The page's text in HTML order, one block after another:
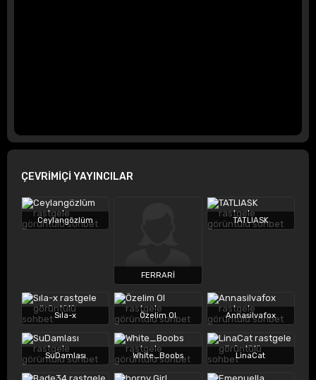
ÇEVRİMİÇİ YAYINCILAR
Ceylangözlüm
FERRARİ
TATLIASK
Sıla-x Özelim Ol Annasilvafox
SuDamlası White_Boobs LinaCat